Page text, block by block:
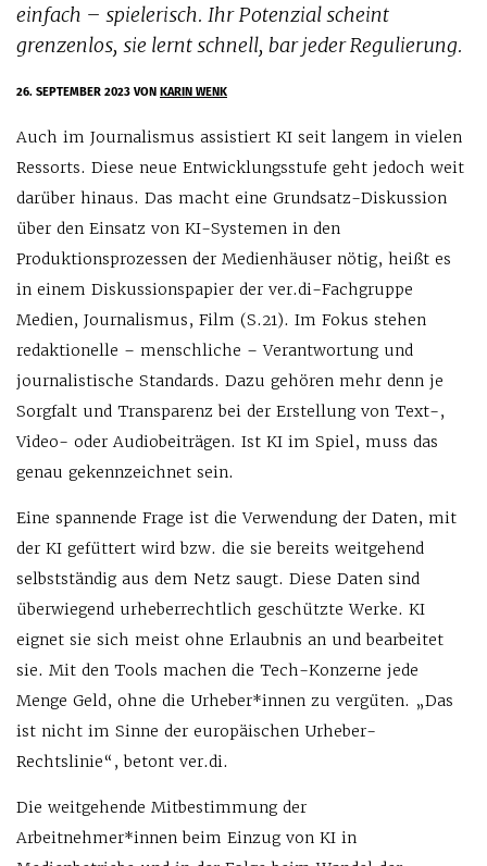
einfach – spielerisch. Ihr Potenzial scheint
grenzenlos, sie lernt schnell, bar jeder Regulierung.
26. SEPTEMBER 2023VONKARIN WENK
Auch im Journalismus assistiert KI seit langem in vielen
Ressorts. Diese neue Entwicklungsstufe geht jedoch weit
darüber hinaus. Das macht eine Grundsatz-Diskussion
über den Einsatz von KI-Systemen in den
Produktionsprozessen der Medienhäuser nötig, heißt es
in einem Diskussionspapier der ver.di-Fachgruppe
Medien, Journalismus, Film (S.21). Im Fokus stehen
redaktionelle – menschliche – Verantwortung und
journalistische Standards. Dazu gehören mehr denn je
Sorgfalt und Transparenz bei der Erstellung von Text-,
Video- oder Audiobeiträgen. Ist KI im Spiel, muss das
genau gekennzeichnet sein.
Eine spannende Frage ist die Verwendung der Daten, mit
der KI gefüttert wird bzw. die sie bereits weitgehend
selbstständig aus dem Netz saugt. Diese Daten sind
überwiegend urheberrechtlich geschützte Werke. KI
eignet sie sich meist ohne Erlaubnis an und bearbeitet
sie. Mit den Tools machen die Tech-Konzerne jede
Menge Geld, ohne die Urheber*innen zu vergüten. „Das
ist nicht im Sinne der europäischen Urheber-
Rechtslinie“, betont ver.di.
Die weitgehende Mitbestimmung der
Arbeitnehmer*innen beim Einzug von KI in